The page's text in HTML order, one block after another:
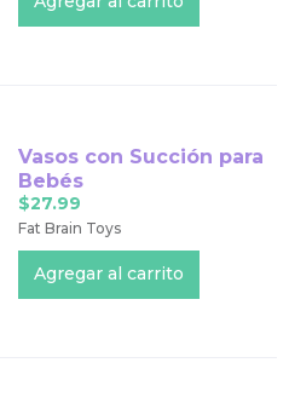
Vasos con Succión para
Bebés
$27.99
Fat Brain Toys